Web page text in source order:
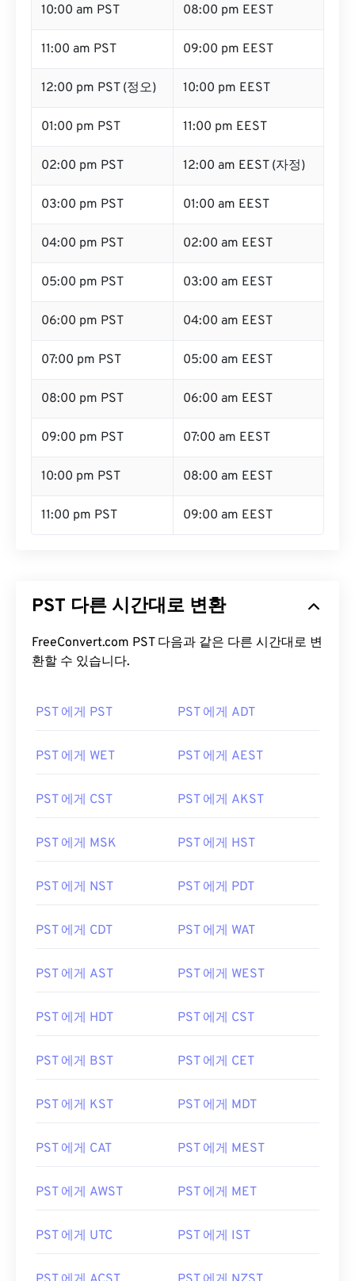
10:00 am PST 08:00 pm EEST
11:00 am PST 09:00 pm EEST
12:00 pm PST (정오) 10:00 pm EEST
01:00 pm PST 11:00 pm EEST
02:00 pm PST 12:00 am EEST (자정)
03:00 pm PST 01:00 am EEST
04:00 pm PST 02:00 am EEST
05:00 pm PST 03:00 am EEST
06:00 pm PST 04:00 am EEST
07:00 pm PST 05:00 am EEST
08:00 pm PST 06:00 am EEST
09:00 pm PST 07:00 am EEST
10:00 pm PST 08:00 am EEST
11:00 pm PST 09:00 am EEST
PST 다른 시간대로 변환
FreeConvert.com PST 다음과 같은 다른 시간대로 변
환할 수 있습니다.
PST 에게 PST PST 에게 ADT
PST 에게 WET PST 에게 AEST
PST 에게 CST PST 에게 AKST
PST 에게 MSK PST 에게 HST
PST 에게 NST PST 에게 PDT
PST 에게 CDT PST 에게 WAT
PST 에게 AST PST 에게 WEST
PST 에게 HDT PST 에게 CST
PST 에게 BST PST 에게 CET
PST 에게 KST PST 에게 MDT
PST 에게 CAT PST 에게 MEST
PST 에게 AWST PST 에게 MET
PST 에게 UTC PST 에게 IST